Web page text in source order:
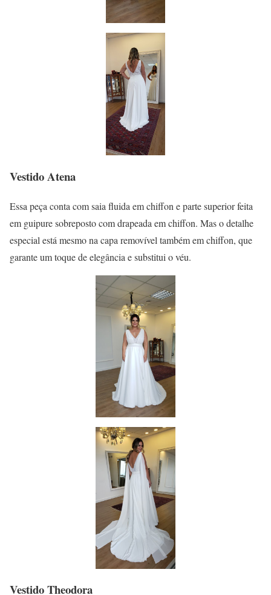
Vestido Atena
Essa peça conta com saia fluida em chiffon e parte superior feita
em guipure sobreposto com drapeada em chiffon. Mas o detalhe
especial está mesmo na capa removível também em chiffon, que
garante um toque de elegância e substitui o véu.
Vestido Theodora